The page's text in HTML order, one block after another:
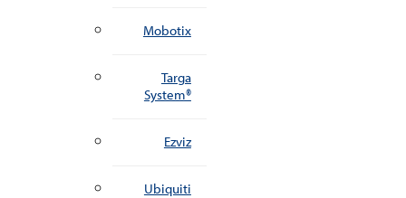
Mobotix
Targa
System®
Ezviz
Ubiquiti